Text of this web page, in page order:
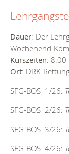
Dauer: Der
Wochenend-
Kurszeiten: 8.00
Ort: DRK-
SFG-BOS 1/26:
SFG-BOS 2/26:
SFG-BOS 3/26:
SFG-BOS 4/26: